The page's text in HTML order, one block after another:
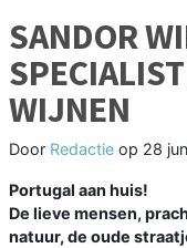
SANDOR
WIJNEN
Door Redactie op 28
Portugal aan huis!
De lieve mensen,
natuur, de oude